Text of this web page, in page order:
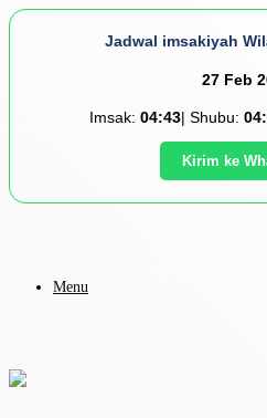
Jadwal imsakiyah
27 Feb
Imsak: 04:43| Shubu:
Kirim ke
Menu